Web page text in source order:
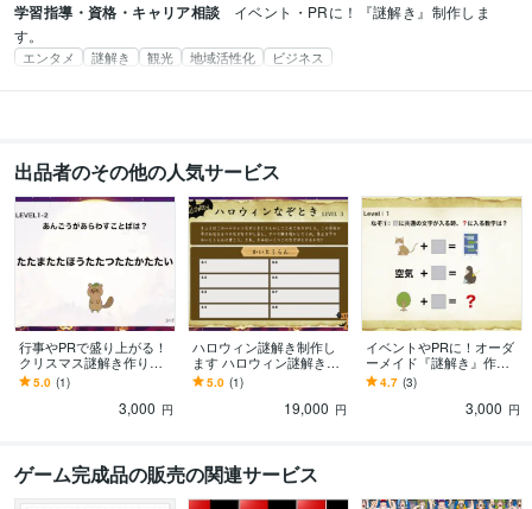
学習指導・資格・キャリア相談
イベント・PRに！『謎解き』制作しま
す。
エンタメ 謎解き 観光 地域活性化 ビジネス
出品者のその他の人気サービス
行事やPRで盛り上がる！
クリスマス謎解き作りま
す イベント・商品PRに謎
解きを【行政・法人実績
5.0 (1)
3,000 円
ハロウィン謎解き制作し
ます ハロウィン謎解き制
作します。【6問】
5.0 (1)
19,000 円
イベントやPRに！オーダ
ーメイド『謎解き』作り
ます 商品PRや番組制作、
各イベントなど【企業・
行政様実績多数】
4.7 (3)
3,000 円
ゲーム完成品の販売の関連サービス